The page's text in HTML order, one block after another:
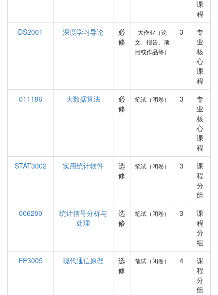
课
程
DS2001
深度学习导论
必
修
大作业（论
文、报告、项
目或作品等）
3
专
业
核
心
课
程
011186
大数据算法
必
修
笔试（闭卷） 3
专
业
核
心
课
程
STAT3002
实用统计软件
选
修
笔试（闭卷） 3
课
程
分
组
006200
统计信号分析与
处理
选
修
笔试（闭卷） 3
课
程
分
组
EE3005
现代通信原理
选
修
笔试（闭卷） 4
课
程
分
组